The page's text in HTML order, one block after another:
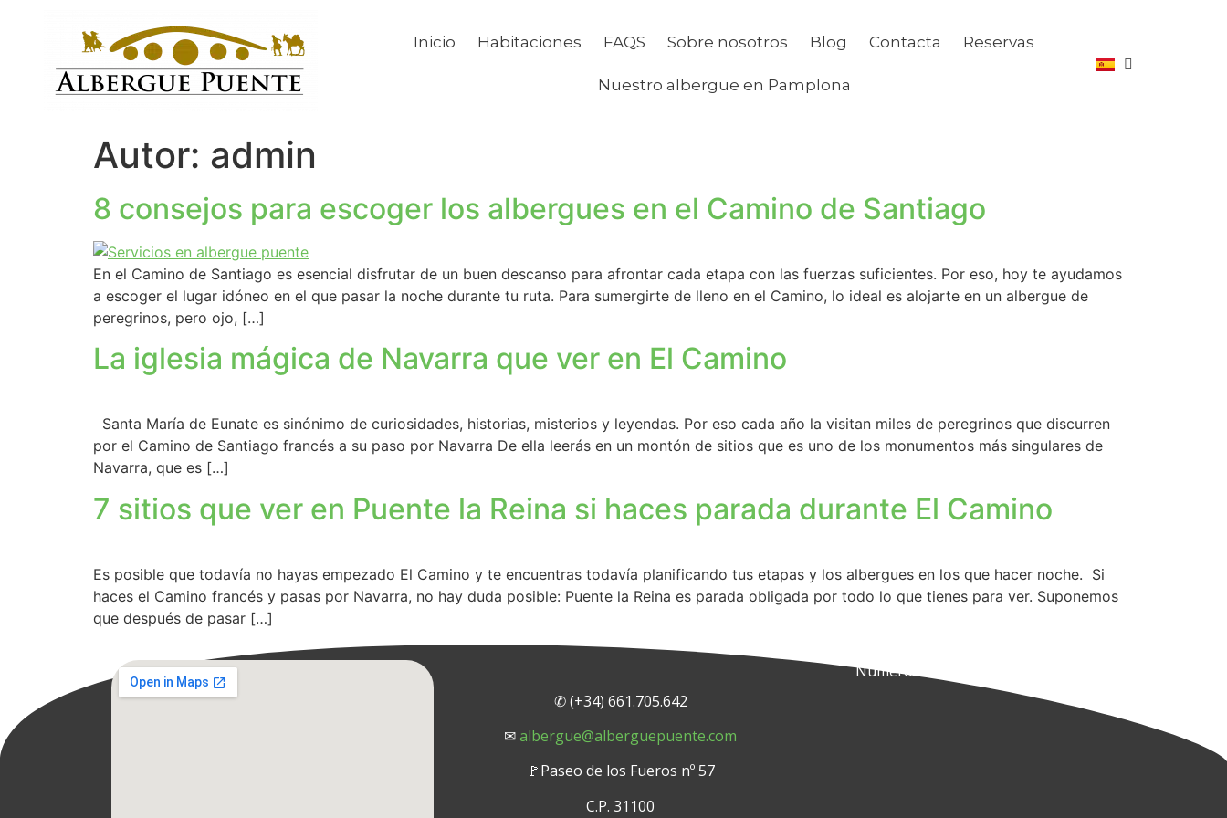
Inicio Habitaciones FAQS Sobre nosotros Blog Contacta Reservas
Nuestro albergue en Pamplona
Autor: admin
8 consejos para escoger los albergues en el Camino de Santiago
En el Camino de Santiago es esencial disfrutar de un buen descanso para afrontar cada etapa con las fuerzas suficientes. Por eso, hoy te ayudamos
a escoger el lugar idóneo en el que pasar la noche durante tu ruta. Para sumergirte de lleno en el Camino, lo ideal es alojarte en un albergue de
peregrinos, pero ojo, […]
La iglesia mágica de Navarra que ver en El Camino
Santa María de Eunate es sinónimo de curiosidades, historias, misterios y leyendas. Por eso cada año la visitan miles de peregrinos que discurren
por el Camino de Santiago francés a su paso por Navarra De ella leerás en un montón de sitios que es uno de los monumentos más singulares de
Navarra, que es […]
7 sitios que ver en Puente la Reina si haces parada durante El Camino
Es posible que todavía no hayas empezado El Camino y te encuentras todavía planificando tus etapas y los albergues en los que hacer noche. Si
haces el Camino francés y pasas por Navarra, no hay duda posible: Puente la Reina es parada obligada por todo lo que tienes para ver. Suponemos
que después de pasar […]
✆ (+34) 661.705.642
✉albergue@alberguepuente.com
🚩Paseo de los Fueros nº 57
C.P. 31100
Número de licencia: